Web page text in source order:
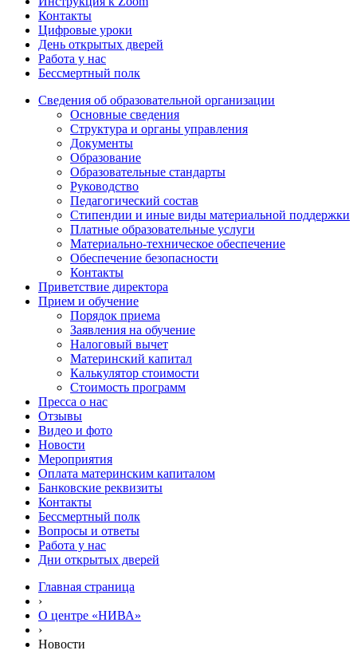
Контакты
Цифровые уроки
День открытых дверей
Работа у нас
Бессмертный полк
Сведения об образовательной организации
Основные сведения
Структура и органы управления
Документы
Образование
Образовательные стандарты
Руководство
Педагогический состав
Стипендии и иные виды материальной поддержки
Платные образовательные услуги
Материально-техническое обеспечение
Обеспечение безопасности
Контакты
Приветствие директора
Прием и обучение
Порядок приема
Заявления на обучение
Налоговый вычет
Материнский капитал
Калькулятор стоимости
Стоимость программ
Пресса о нас
Отзывы
Видео и фото
Новости
Мероприятия
Оплата материнским капиталом
Банковские реквизиты
Контакты
Бессмертный полк
Вопросы и ответы
Работа у нас
Дни открытых дверей
Главная страница
›
О центре «НИВА»
›
Новости